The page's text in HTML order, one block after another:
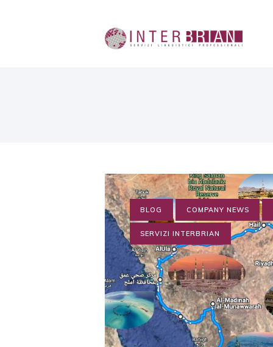
BLOG COMPANY NEWS
SERVIZI INTERBRIAN